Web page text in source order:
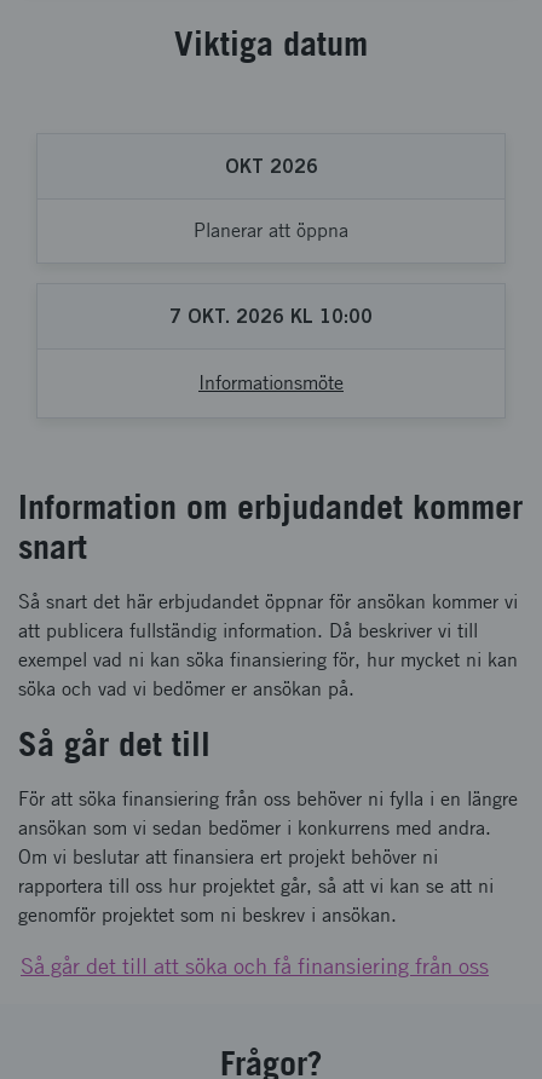
Viktiga datum
OKT 2026
Planerar att öppna
7 OKT. 2026 KL 10:00
Informationsmöte
Information om erbjudandet kommer
snart
Så snart det här erbjudandet öppnar för ansökan kommer vi
att publicera fullständig information. Då beskriver vi till
exempel vad ni kan söka finansiering för, hur mycket ni kan
söka och vad vi bedömer er ansökan på.
Så går det till
För att söka finansiering från oss behöver ni fylla i en längre
ansökan som vi sedan bedömer i konkurrens med andra.
Om vi beslutar att finansiera ert projekt behöver ni
rapportera till oss hur projektet går, så att vi kan se att ni
genomför projektet som ni beskrev i ansökan.
Så går det till att söka och få finansiering från oss
Frågor?